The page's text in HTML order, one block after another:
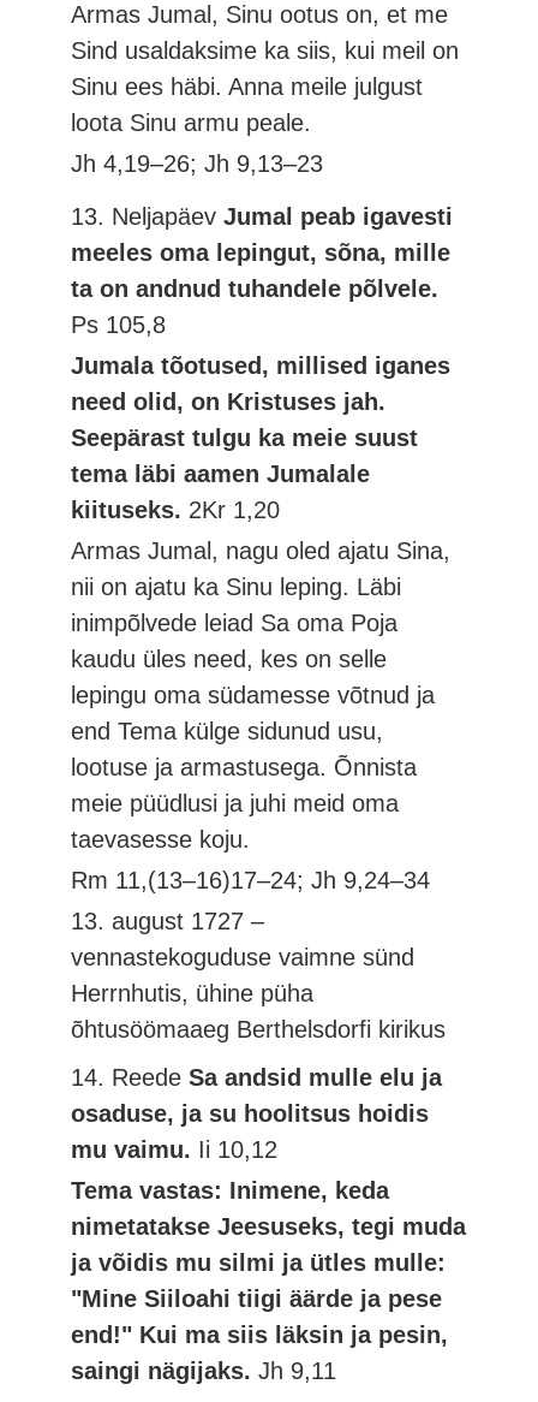
Armas Jumal, Sinu ootus on, et me
Sind usaldaksime ka siis, kui meil on
Sinu ees häbi. Anna meile julgust
loota Sinu armu peale.
Jh 4,19–26; Jh 9,13–23
13. NeljapäevJumal peab igavesti
meeles oma lepingut, sõna, mille
ta on andnud tuhandele põlvele.
Ps 105,8
Jumala tõotused, millised iganes
need olid, on Kristuses jah.
Seepärast tulgu ka meie suust
tema läbi aamen Jumalale
kiituseks. 2Kr 1,20
Armas Jumal, nagu oled ajatu Sina,
nii on ajatu ka Sinu leping. Läbi
inimpõlvede leiad Sa oma Poja
kaudu üles need, kes on selle
lepingu oma südamesse võtnud ja
end Tema külge sidunud usu,
lootuse ja armastusega. Õnnista
meie püüdlusi ja juhi meid oma
taevasesse koju.
Rm 11,(13–16)17–24; Jh 9,24–34
13. august 1727 –
vennastekoguduse vaimne sünd
Herrnhutis, ühine püha
õhtusöömaaeg Berthelsdorfi kirikus
14. ReedeSa andsid mulle elu ja
osaduse, ja su hoolitsus hoidis
mu vaimu. Ii 10,12
Tema vastas: Inimene, keda
nimetatakse Jeesuseks, tegi muda
ja võidis mu silmi ja ütles mulle:
"Mine Siiloahi tiigi äärde ja pese
end!" Kui ma siis läksin ja pesin,
saingi nägijaks.Jh 9,11